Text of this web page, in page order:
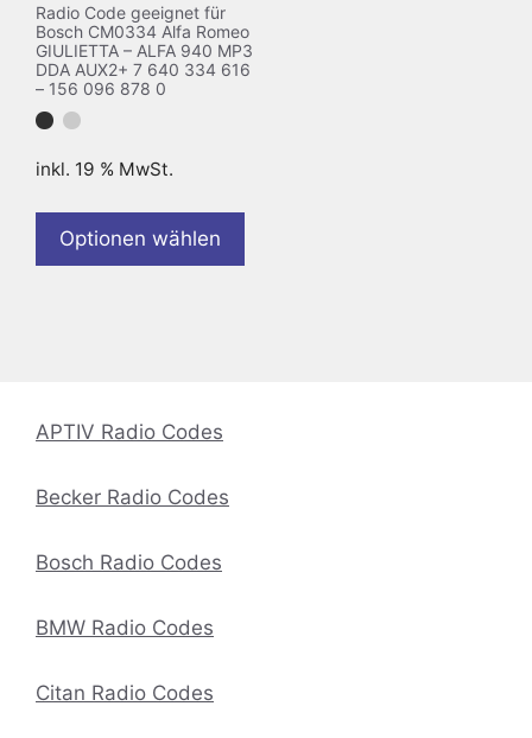
Radio Code geeignet für
Bosch CM0334 Alfa Romeo
GIULIETTA – ALFA 940 MP3
DDA AUX2+ 7 640 334 616
– 156 096 878 0
inkl. 19 % MwSt.
Optionen wählen
APTIV Radio Codes
Becker Radio Codes
Bosch Radio Codes
BMW Radio Codes
Citan Radio Codes